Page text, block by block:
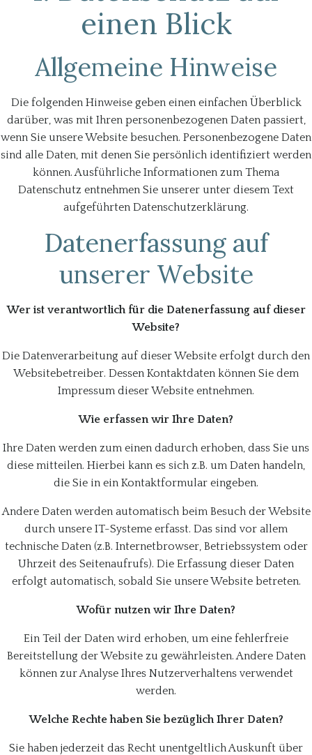
einen Blick
Allgemeine Hinweise
Die folgenden Hinweise geben einen einfachen Überblick
darüber, was mit Ihren personenbezogenen Daten passiert,
wenn Sie unsere Website besuchen. Personenbezogene Daten
sind alle Daten, mit denen Sie persönlich identifiziert werden
können. Ausführliche Informationen zum Thema
Datenschutz entnehmen Sie unserer unter diesem Text
aufgeführten Datenschutzerklärung.
Datenerfassung auf
unserer Website
Wer ist verantwortlich für die Datenerfassung auf dieser
Website?
Die Datenverarbeitung auf dieser Website erfolgt durch den
Websitebetreiber. Dessen Kontaktdaten können Sie dem
Impressum dieser Website entnehmen.
Wie erfassen wir Ihre Daten?
Ihre Daten werden zum einen dadurch erhoben, dass Sie uns
diese mitteilen. Hierbei kann es sich z.B. um Daten handeln,
die Sie in ein Kontaktformular eingeben.
Andere Daten werden automatisch beim Besuch der Website
durch unsere IT-Systeme erfasst. Das sind vor allem
technische Daten (z.B. Internetbrowser, Betriebssystem oder
Uhrzeit des Seitenaufrufs). Die Erfassung dieser Daten
erfolgt automatisch, sobald Sie unsere Website betreten.
Wofür nutzen wir Ihre Daten?
Ein Teil der Daten wird erhoben, um eine fehlerfreie
Bereitstellung der Website zu gewährleisten. Andere Daten
können zur Analyse Ihres Nutzerverhaltens verwendet
werden.
Welche Rechte haben Sie bezüglich Ihrer Daten?
Sie haben jederzeit das Recht unentgeltlich Auskunft über